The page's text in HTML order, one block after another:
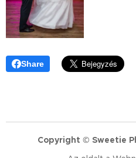
Share
Copyright © Sweetie